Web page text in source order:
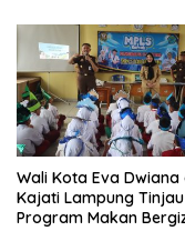
Wali Kota Eva Dwiana
Kajati Lampung Tinjau
Program Makan